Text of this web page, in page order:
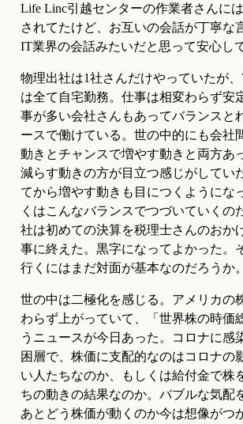
Life Linc引越センターの作業者さんに
されてたけど、お互いの会話が丁寧な
IT業界の会話みたいだと思って安心し
物理出社は1社さんだけやっていたが
は全て自宅勤務。仕事は相変わらず安
事が多い会社さんもあってバランスと
ースで働けている。世の中的にも会社
動きとチャンスで増やす動きと両方あ
減らす動きの方が目立つ感じがしてい
てから増やす動きも目につくようにな
くはこんなバランスでつづいていくの
社は初めての決算を税理士さんのおか
事に終えた。黒字になってよかった。
行くにはまだ対面が基本なのだろうか
世の中は二極化を感じる。アメリカの
わらず上がっていて、「世界株の時価
うニュースが今日あった。コロナに感
困層で、株価に支配的なのはコロナの
い人たちなのか、もしくは給付金で株
ちの動きの結果なのか。バブルな気配
あとどう株価が動くのか今は想像がつ